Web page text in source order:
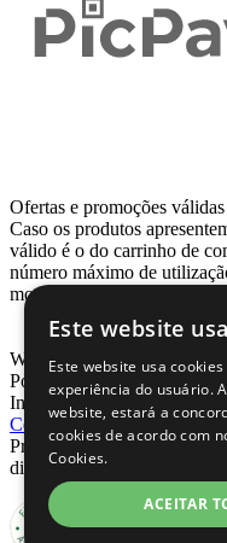
Ofertas e promoções
Caso os produtos
válido é o do carrinho de
número máximo de
momento, de acordo com
Webcontinental LTDA |
Porto Alegre - RS - CEP:
Inscrição Estadual:
Conosco|
Proibida reprodução total
direitos reservados -
Este website
Este website usa
experiência do usuário.
website, estará a
cookies de acordo com
Cookies.
ACEITAR